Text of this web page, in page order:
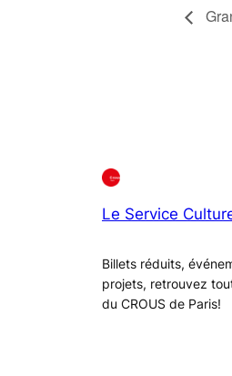
Le Service
Billets réduits,
projets, retrouvez
du CROUS de Paris!